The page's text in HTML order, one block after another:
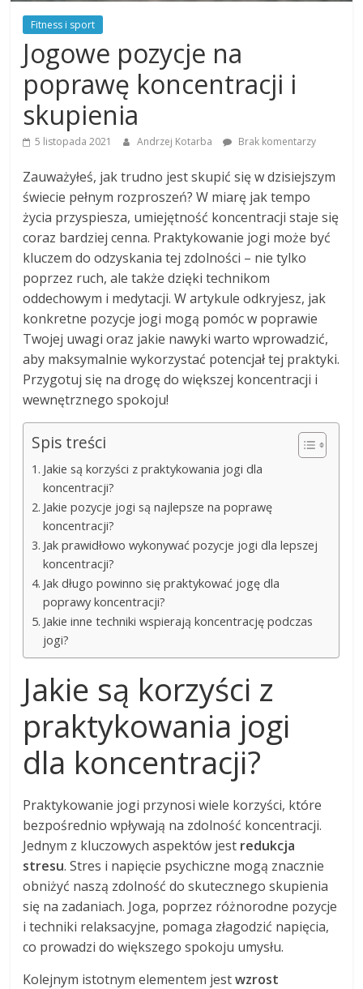
Fitness i sport
Jogowe pozycje na
poprawę koncentracji i
skupienia
5 listopada 2021 Andrzej Kotarba Brak komentarzy
Zauważyłeś, jak trudno jest skupić się w dzisiejszym
świecie pełnym rozproszeń? W miarę jak tempo
życia przyspiesza, umiejętność koncentracji staje się
coraz bardziej cenna. Praktykowanie jogi może być
kluczem do odzyskania tej zdolności – nie tylko
poprzez ruch, ale także dzięki technikom
oddechowym i medytacji. W artykule odkryjesz, jak
konkretne pozycje jogi mogą pomóc w poprawie
Twojej uwagi oraz jakie nawyki warto wprowadzić,
aby maksymalnie wykorzystać potencjał tej praktyki.
Przygotuj się na drogę do większej koncentracji i
wewnętrznego spokoju!
Spis treści
Jakie są korzyści z praktykowania jogi dla
koncentracji?
Jakie pozycje jogi są najlepsze na poprawę
koncentracji?
Jak prawidłowo wykonywać pozycje jogi dla lepszej
koncentracji?
Jak długo powinno się praktykować jogę dla
poprawy koncentracji?
Jakie inne techniki wspierają koncentrację podczas
jogi?
Jakie są korzyści z
praktykowania jogi
dla koncentracji?
Praktykowanie jogi przynosi wiele korzyści, które
bezpośrednio wpływają na zdolność koncentracji.
Jednym z kluczowych aspektów jest redukcja
stresu. Stres i napięcie psychiczne mogą znacznie
obniżyć naszą zdolność do skutecznego skupienia
się na zadaniach. Joga, poprzez różnorodne pozycje
i techniki relaksacyjne, pomaga złagodzić napięcia,
co prowadzi do większego spokoju umysłu.
Kolejnym istotnym elementem jestwzrost